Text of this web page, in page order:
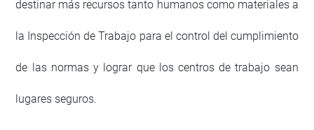
destinar más recursos tanto humanos como materiales a
la Inspección de Trabajo para el control del cumplimiento
de las normas y lograr que los centros de trabajo sean
lugares seguros.